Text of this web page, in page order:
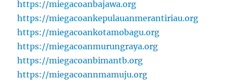
https://miegacoanbajawa.org
https://miegacoankepulauanmerantiriau.org
https://miegacoankotamobagu.org
https://miegacoanmurungraya.org
https://miegacoanbimantb.org
https://miegacoannmamuju.org